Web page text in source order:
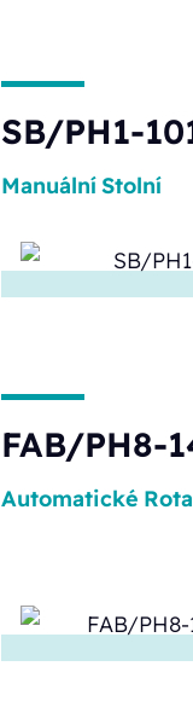
SB/PH1-
Manuální Stolní
FAB/PH8-
Automatické